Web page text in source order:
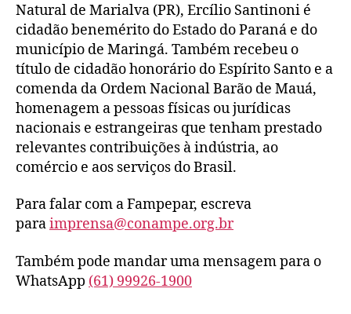
Natural de Marialva (PR), Ercílio Santinoni é
cidadão benemérito do Estado do Paraná e do
município de Maringá. Também recebeu o
título de cidadão honorário do Espírito Santo e a
comenda da Ordem Nacional Barão de Mauá,
homenagem a pessoas físicas ou jurídicas
nacionais e estrangeiras que tenham prestado
relevantes contribuições à indústria, ao
comércio e aos serviços do Brasil.
Para falar com a Fampepar, escreva
paraimprensa@conampe.org.br
Também pode mandar uma mensagem para o
WhatsApp (61) 99926-1900